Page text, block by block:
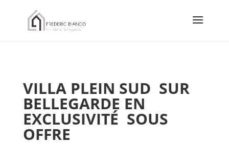
VILLA PLEIN SUD SUR
BELLEGARDE EN
EXCLUSIVITÉ SOUS
OFFRE